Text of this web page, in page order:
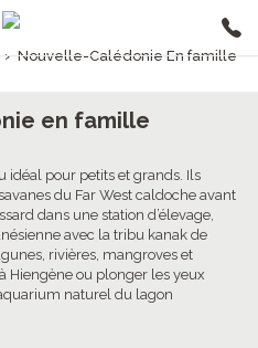
› Nouvelle-Calédonie En famille
famille
en famille
idéal pour petits et grands. Ils
du Far West caldoche avant
dans une station d’élevage,
avec la tribu kanak de
rivières, mangroves et
Hiengène ou plonger les yeux
naturel du lagon